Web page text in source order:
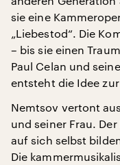
sie eine
„Liebestod“. Die
– bis sie einen
Paul Celan und
entsteht die Idee
Nemtsov vertont
und seiner Frau.
auf sich selbst
Die